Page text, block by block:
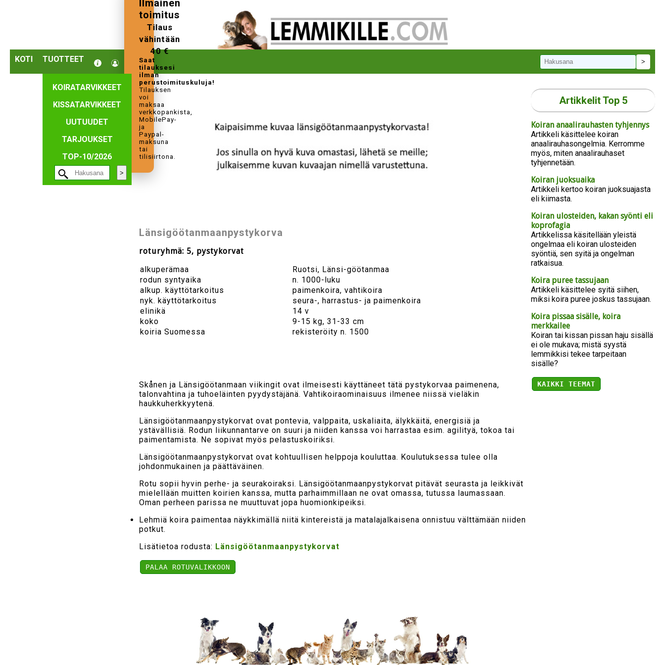
KOTI TUOTTEET
KOIRATARVIKKEET
KISSATARVIKKEET
UUTUUDET
TARJOUKSET
TOP-10/2026
Ilmainen
toimitus
Tilaus
vähintään
40 €
Saat
tilauksesi
ilman
perustoimituskuluja!
Tilauksen
voi
maksaa
verkkopankista,
MobilePay-
ja
Paypal-
maksuna
tai
tilisiirtona.
Länsigöötanmaanpystykorva
roturyhmä: 5, pystykorvat
alkuperämaa
Ruotsi, Länsi-göötanmaa
rodun syntyaika
n. 1000-luku
alkup. käyttötarkoitus
paimenkoira, vahtikoira
nyk. käyttötarkoitus
seura-, harrastus- ja paimenkoira
elinikä
14 v
koko
9-15 kg, 31-33 cm
koiria Suomessa
rekisteröity n. 1500
Skånen ja Länsigöötanmaan viikingit ovat ilmeisesti käyttäneet tätä pystykorvaa paimenena,
talonvahtina ja tuhoeläinten pyydystäjänä. Vahtikoiraominaisuus ilmenee niissä vieläkin
haukkuherkkyytenä.
Länsigöötanmaanpystykorvat ovat pontevia, valppaita, uskaliaita, älykkäitä, energisiä ja
ystävällisiä. Rodun liikunnantarve on suuri ja niiden kanssa voi harrastaa esim. agilityä, tokoa tai
paimentamista. Ne sopivat myös pelastuskoiriksi.
Länsigöötanmaanpystykorvat ovat kohtuullisen helppoja kouluttaa. Koulutuksessa tulee olla
johdonmukainen ja päättäväinen.
Rotu sopii hyvin perhe- ja seurakoiraksi. Länsigöötanmaanpystykorvat pitävät seurasta ja leikkivät
mielellään muitten koirien kanssa, mutta parhaimmillaan ne ovat omassa, tutussa laumassaan.
Oman perheen parissa ne muuttuvat jopa huomionkipeiksi.
Lehmiä koira paimentaa näykkimällä niitä kintereistä ja matalajalkaisena onnistuu välttämään niiden
potkut.
Lisätietoa rodusta: Länsigöötanmaanpystykorvat
PALAA ROTUVALIKKOON
Artikkelit Top 5
Koiran anaalirauhasten tyhjennys
Artikkeli käsittelee koiran
anaalirauhasongelmia. Kerromme
myös, miten anaalirauhaset
tyhjennetään.
Koiran juoksuaika
Artikkeli kertoo koiran juoksuajasta
eli kiimasta.
Koiran ulosteiden, kakan syönti eli
koprofagia
Artikkelissa käsitellään yleistä
ongelmaa eli koiran ulosteiden
syöntiä, sen syitä ja ongelman
ratkaisua.
Koira puree tassujaan
Artikkeli käsittelee syitä siihen,
miksi koira puree joskus tassujaan.
Koira pissaa sisälle, koira
merkkailee
Koiran tai kissan pissan haju sisällä
ei ole mukava; mistä syystä
lemmikkisi tekee tarpeitaan
sisälle?
KAIKKI TEEMAT